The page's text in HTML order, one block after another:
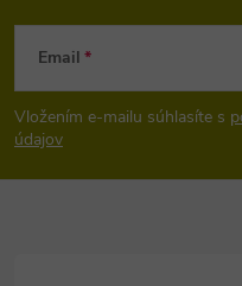
Z
á
p
Email
Vložením e-mailu súhlasíte s
údajov